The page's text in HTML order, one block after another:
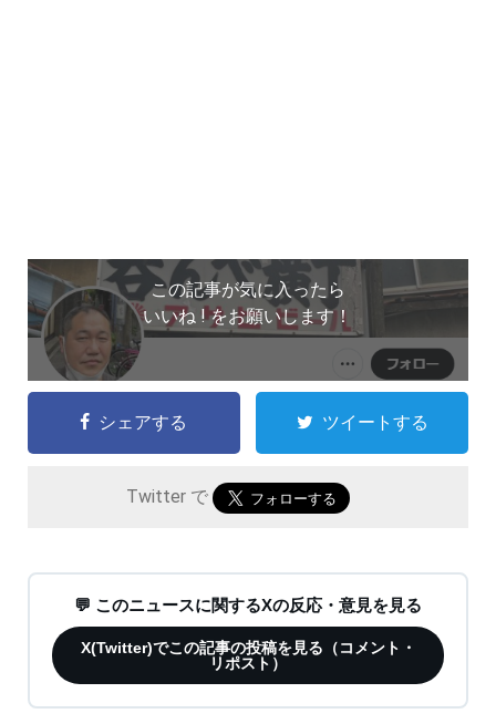
この記事が気に入ったら
いいね ! をお願いします！
シェアする ツイートする
Twitter で
💬 このニュースに関するXの反応・意見を見る
X(Twitter)でこの記事の投稿を見る（コメント・
リポスト）